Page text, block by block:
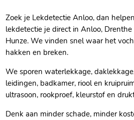
Zoek je Lekdetectie Anloo, dan
lekdetectie je direct in Anloo,
Hunze. We vinden snel waar het
hakken en breken.
We sporen waterlekkage,
leidingen, badkamer, riool en
ultrasoon, rookproef, kleurstof en
Denk aan minder schade, minder